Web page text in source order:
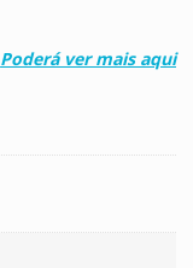
Poderá ver mais aqui